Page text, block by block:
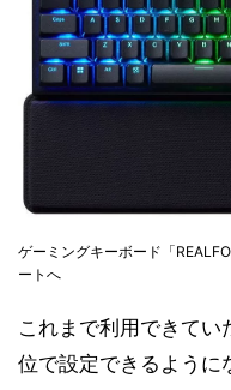
ゲーミングキーボード「
ートへ
これまで利用できて
位で設定できるように